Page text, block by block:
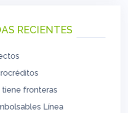
RECIENTES
tiene fronteras
Línea